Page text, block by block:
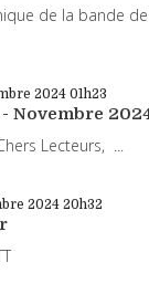
de la bande
2024 01h23
- Novembre
Lecteurs, ...
2024 20h32